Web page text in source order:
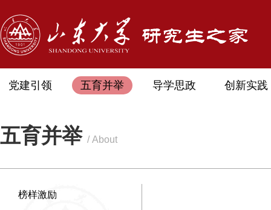
党建引领 五育并举 导学思政 创新实践
五育并举 / About
榜样激励